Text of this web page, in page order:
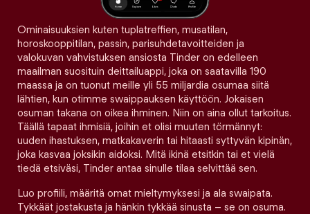
Ominaisuuksien kuten tuplatreffien, musatilan,
horoskooppitilan, passin, parisuhdetavoitteiden ja
valokuvan vahvistuksen ansiosta Tinder on edelleen
maailman suosituin deittailuappi, joka on saatavilla 190
maassa ja on tuonut meille yli 55 miljardia osumaa siitä
lähtien, kun otimme swaippauksen käyttöön. Jokaisen
osuman takana on oikea ihminen. Niin on aina ollut tarkoitus.
Täällä tapaat ihmisiä, joihin et olisi muuten törmännyt:
uuden ihastuksen, matkakaverin tai hitaasti syttyvän kipinän,
joka kasvaa joksikin aidoksi. Mitä ikinä etsitkin tai et vielä
tiedä etsiväsi, Tinder antaa sinulle tilaa selvittää sen.
Luo profiili, määritä omat mieltymyksesi ja ala swaipata.
Tykkäät jostakusta ja hänkin tykkää sinusta – se on osuma.